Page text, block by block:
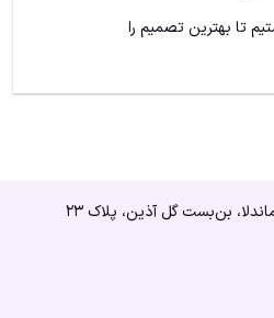
تا بهترین تصمیم را
بن‌بست گل آذین، پلاک ۲۳